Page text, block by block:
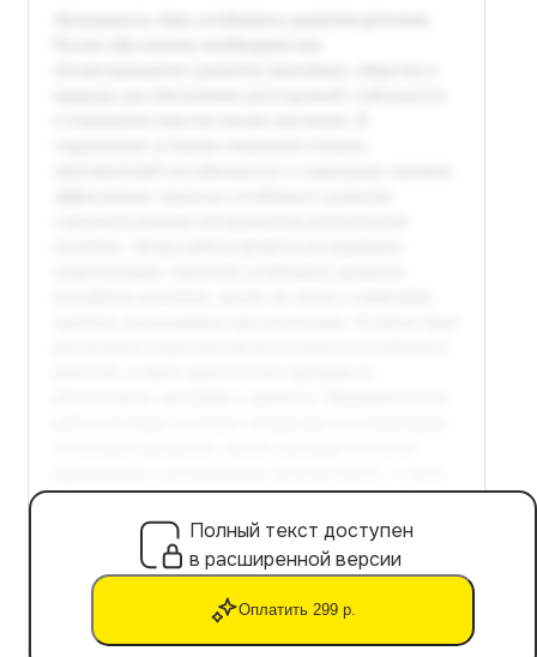
Полный текст доступен
в расширенной версии
Оплатить 299 р.